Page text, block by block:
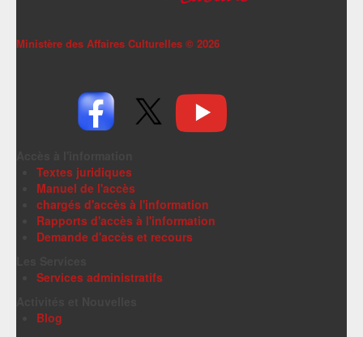
Ministère des Affaires Culturelles © 2026
Textes juridiques
Manuel de l'accès
chargés d'accès à l'information
Rapports d'accès à l'information
Demande d'accès et recours
Services administratifs
Blog